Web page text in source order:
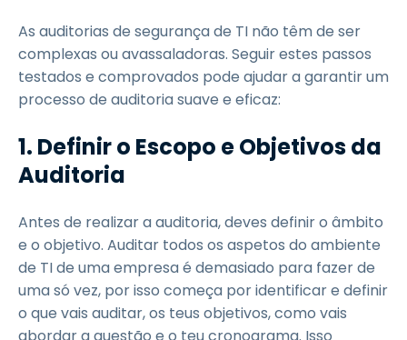
As auditorias de segurança de TI não têm de ser
complexas ou avassaladoras. Seguir estes passos
testados e comprovados pode ajudar a garantir um
processo de auditoria suave e eficaz:
1. Definir o Escopo e Objetivos da
Auditoria
Antes de realizar a auditoria, deves definir o âmbito
e o objetivo. Auditar todos os aspetos do ambiente
de TI de uma empresa é demasiado para fazer de
uma só vez, por isso começa por identificar e definir
o que vais auditar, os teus objetivos, como vais